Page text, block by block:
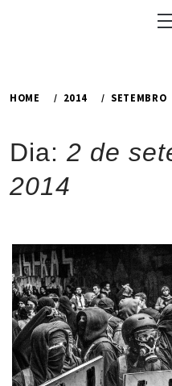
HOME 2014 SETEMBRO
Dia: 2 de
2014